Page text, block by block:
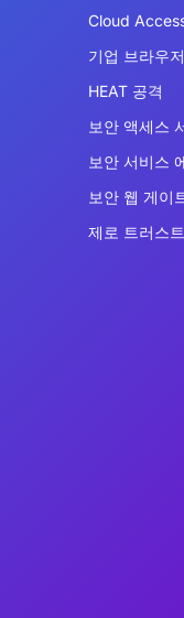
Cloud
기업 브라우저
HEAT 공격
보안 액세스
보안 서비스
보안 웹 게이
제로 트러스